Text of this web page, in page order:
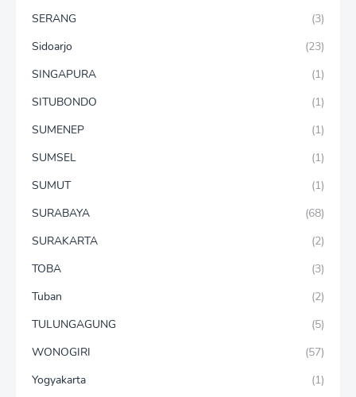
SERANG
(3)
Sidoarjo
(23)
SINGAPURA
(1)
SITUBONDO
(1)
SUMENEP
(1)
SUMSEL
(1)
SUMUT
(1)
SURABAYA
(68)
SURAKARTA
(2)
TOBA
(3)
Tuban
(2)
TULUNGAGUNG
(5)
WONOGIRI
(57)
Yogyakarta
(1)